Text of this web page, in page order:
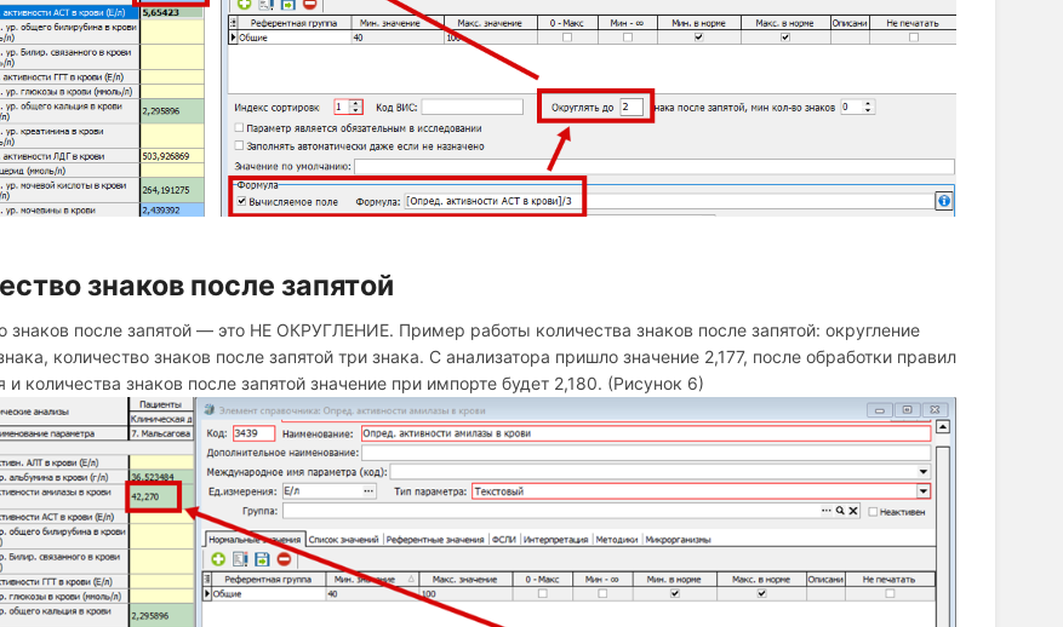
знаков после запятой
знаков после запятой — это НЕ ОКРУГЛЕНИЕ. Пример работы количества знаков после запятой: округление
количество знаков после запятой три знака. С анализатора пришло значение 2,177, после обработки правил
и количества знаков после запятой значение при импорте будет 2,180. (Рисунок 6)